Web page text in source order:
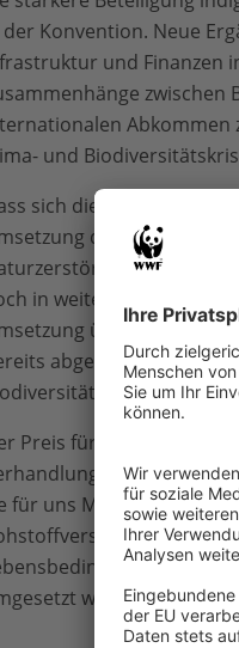
Konvention. Neue
und Finanzen
zwischen
Abkommen
und
sich die Staaten aber
des
bis 2030
in weiter Ferne. Die
überprüfen
abgereist,
Preis für das
Klammern
für uns Menschen
für
wird.